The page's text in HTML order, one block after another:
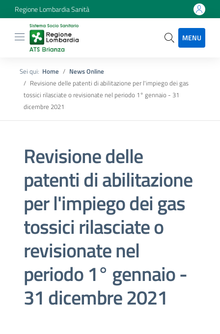
Regione Lombardia Sanità
MENU
Sei qui: Home
News Online
Revisione delle patenti di abilitazione per l'impiego dei gas
tossici rilasciate o revisionate nel periodo 1° gennaio - 31
dicembre 2021
Revisione delle
patenti di abilitazione
per l'impiego dei gas
tossici rilasciate o
revisionate nel
periodo 1° gennaio -
31 dicembre 2021